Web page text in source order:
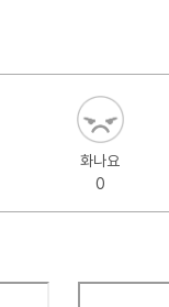
화나요
0